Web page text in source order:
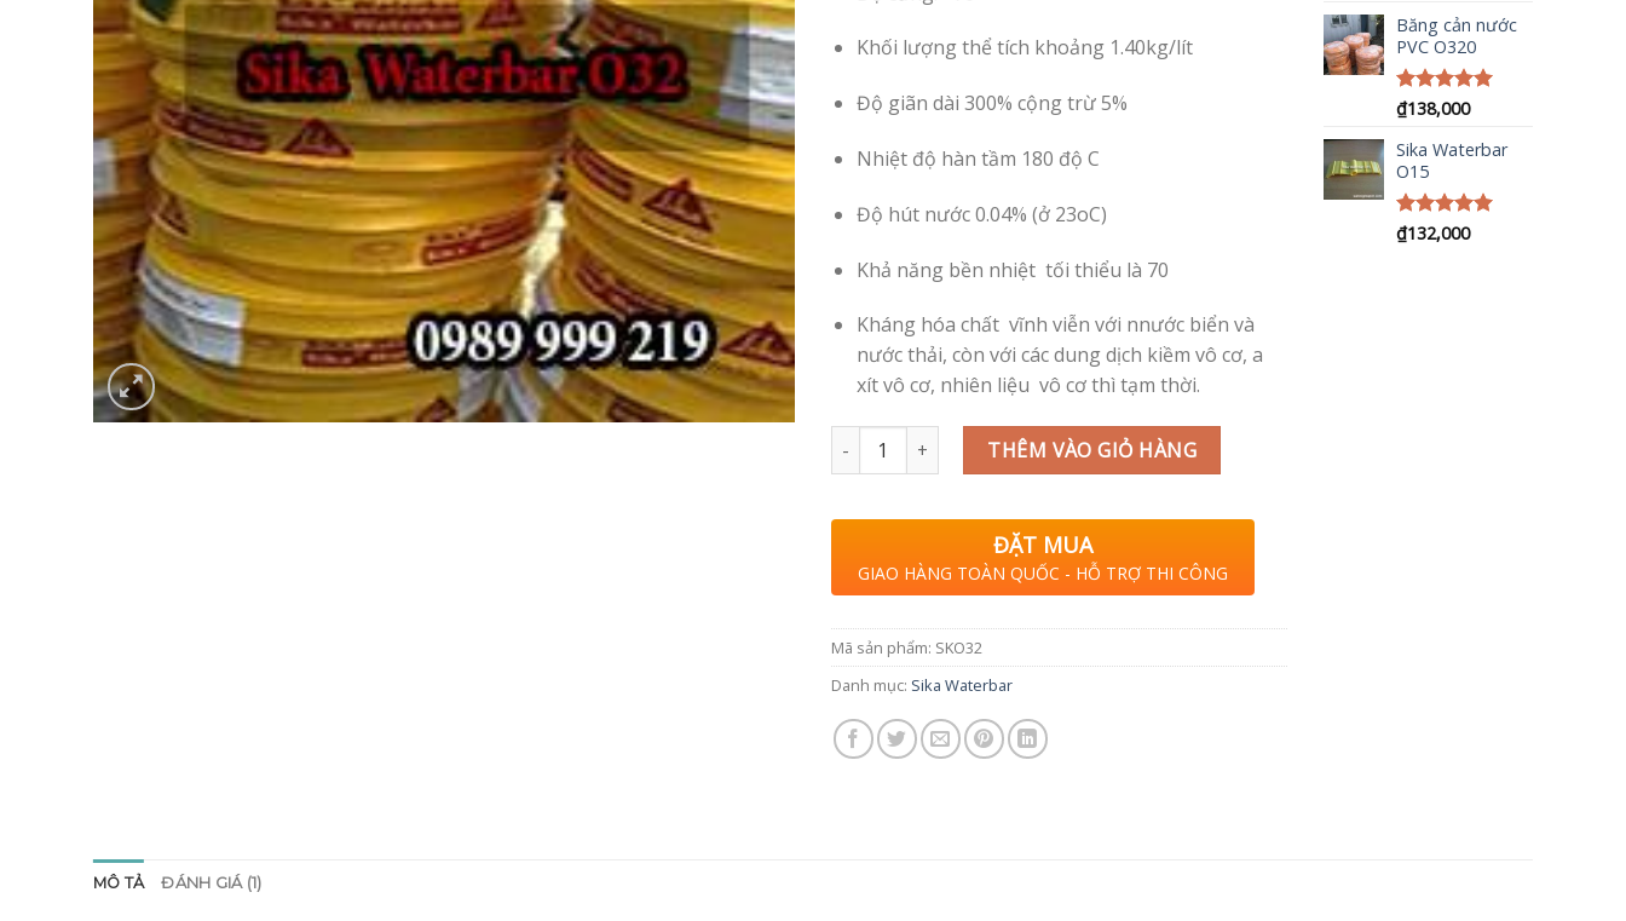
Khối lượng thể tích khoảng 1.40kg/lít
Độ giãn dài 300% cộng trừ 5%
Nhiệt độ hàn tầm 180 độ C
Độ hút nước 0.04% (ở 23oC)
Khả năng bền nhiệt tối thiểu là 70
Kháng hóa chất vĩnh viễn với nnước biển và
nước thải, còn với các dung dịch kiềm vô cơ, a
xít vô cơ, nhiên liệu vô cơ thì tạm thời.
Sika Waterbar O32 số lượngTHÊM VÀO GIỎ HÀNG
ĐẶT MUA
GIAO HÀNG TOÀN QUỐC - HỖ TRỢ THI CÔNG
Mã sản phẩm: SKO32
Danh mục: Sika Waterbar
5 sao
Băng cản nước
PVC O320
Được xếp
5 sao
₫138,000
Sika Waterbar
O15
Được xếp
₫132,000
MÔ TẢ ĐÁNH GIÁ (1)